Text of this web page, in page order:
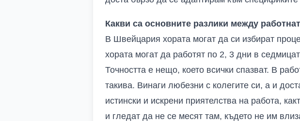
Какви са основните разлики между
В Швейцария хората могат да си избират
хората могат да работят по 2, 3 дни в
Точността е нещо, което всички спазват. В
такива. Винаги любезни с колегите си, а и
истински и искрени приятелства на работа,
и гледат да не се месят там, където не им